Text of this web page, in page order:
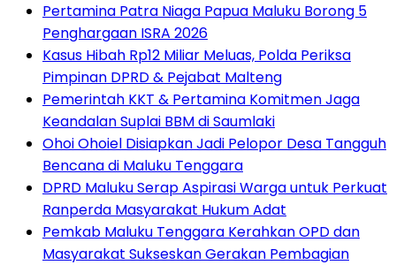
Pertamina Patra Niaga Papua Maluku Borong 5
Penghargaan ISRA 2026
Kasus Hibah Rp12 Miliar Meluas, Polda Periksa
Pimpinan DPRD & Pejabat Malteng
Pemerintah KKT & Pertamina Komitmen Jaga
Keandalan Suplai BBM di Saumlaki
Ohoi Ohoiel Disiapkan Jadi Pelopor Desa Tangguh
Bencana di Maluku Tenggara
DPRD Maluku Serap Aspirasi Warga untuk Perkuat
Ranperda Masyarakat Hukum Adat
Pemkab Maluku Tenggara Kerahkan OPD dan
Masyarakat Sukseskan Gerakan Pembagian